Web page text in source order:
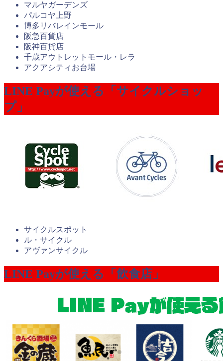
マルヤガーデンズ
パルコヤ上野
博多リバレインモール
阪急百貨店
阪神百貨店
千歳アウトレットモール・レラ
アクアシティお台場
LINE Payが使える「サイクルショッ
プ」
サイクルスポット
ル・サイクル
アヴァンサイクル
LINE Payが使える「飲食店」